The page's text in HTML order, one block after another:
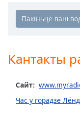
window.
Color
Opacity
Кантакты
Сайт:
Час у горадзе